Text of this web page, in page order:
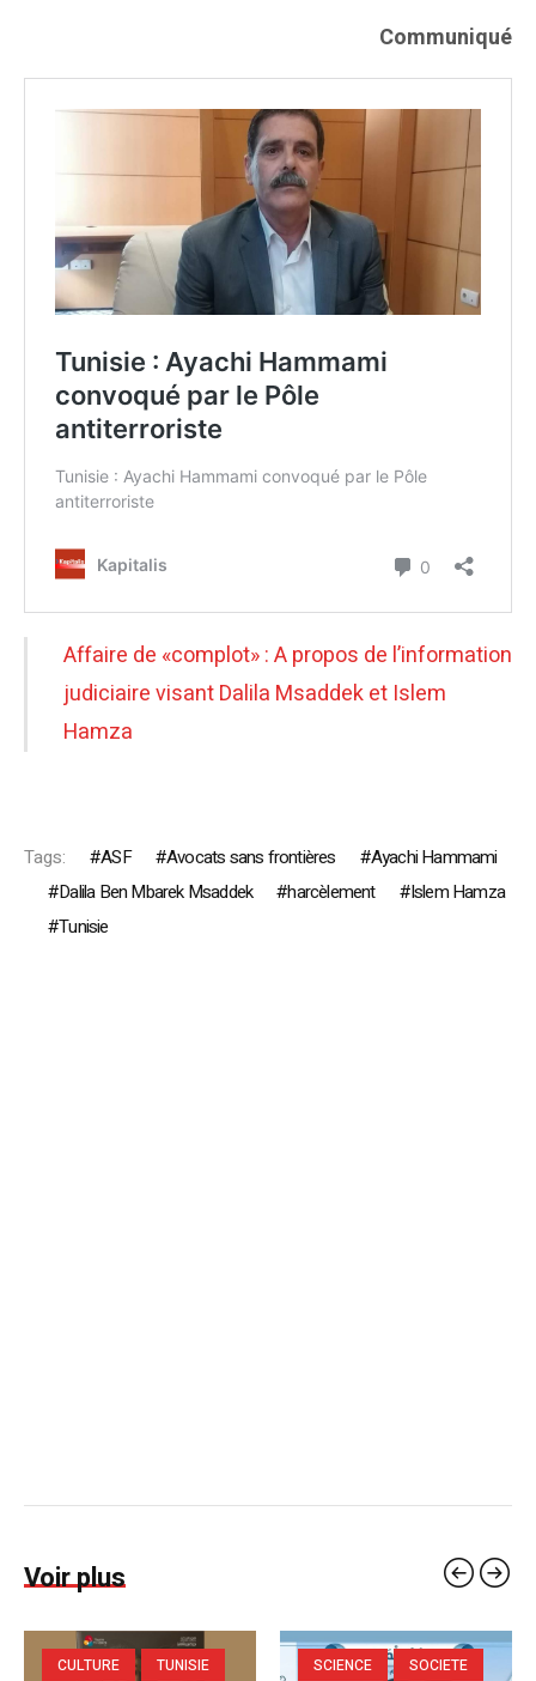
Communiqué
Affaire de «complot» : A propos de l’information
judiciaire visant Dalila Msaddek et Islem
Hamza
Tags: ASF Avocats sans frontières
Ayachi Hammami
Dalila Ben Mbarek Msaddek
harcèlement
Islem Hamza
Tunisie
Voir plus
CULTURE TUNISIE SCIENCE
SOCIETE